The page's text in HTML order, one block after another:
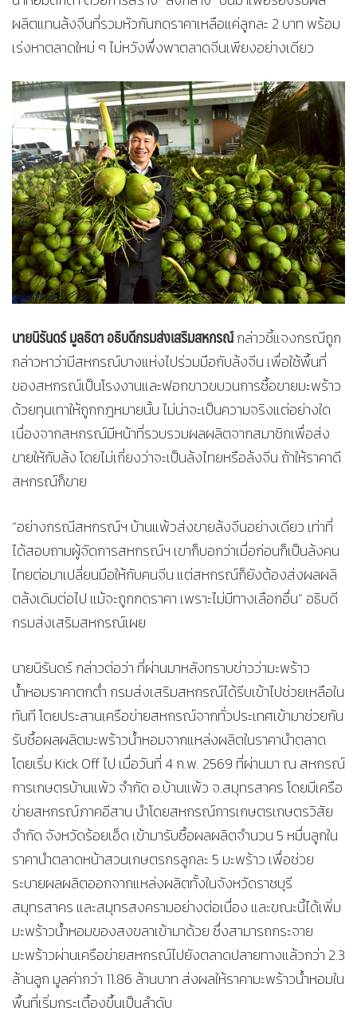
ผลิตแทนล้งจีนที่รวมหัวกันกดราคาเหลือแค่ลูกละ 2 บาท พร้อม
เร่งหาตลาดใหม่ ๆ ไม่หวังพึ่งพาตลาดจีนเพียงอย่างเดียว
นายนิรันดร์ มูลธิดา อธิบดีกรมส่งเสริมสหกรณ์กล่าวชี้แจงกรณีถูก
กล่าวหาว่ามีสหกรณ์บางแห่งไปร่วมมือกับล้งจีน เพื่อใช้พื้นที่
ของสหกรณ์เป็นโรงงานและฟอกขาวขบวนการซื้อขายมะพร้าว
ด้วยทุนเทาให้ถูกกฎหมายนั้น ไม่น่าจะเป็นความจริงแต่อย่างใด
เนื่องจากสหกรณ์มีหน้าที่รวบรวมผลผลิตจากสมาชิกเพื่อส่ง
ขายให้กับล้ง โดยไม่เกี่ยงว่าจะเป็นล้งไทยหรือล้งจีน ถ้าให้ราคาดี
สหกรณ์ก็ขาย
“อย่างกรณีสหกรณ์ฯ บ้านแพ้วส่งขายล้งจีนอย่างเดียว เท่าที่
ได้สอบถามผู้จัดการสหกรณ์ฯ เขาก็บอกว่าเมื่อก่อนก็เป็นล้งคน
ไทยต่อมาเปลี่ยนมือให้กับคนจีน แต่สหกรณ์ก็ยังต้องส่งผลผลิ
ตล้งเดิมต่อไป แม้จะถูกกดราคา เพราะไม่มีทางเลือกอื่น” อธิบดี
กรมส่งเสริมสหกรณ์เผย
นายนิรันดร์ กล่าวต่อว่า ที่ผ่านมาหลังทราบข่าวว่ามะพร้าว
น้ำหอมราคาตกต่ำ กรมส่งเสริมสหกรณ์ได้รีบเข้าไปช่วยเหลือใน
ทันที โดยประสานเครือข่ายสหกรณ์จากทั่วประเทศเข้ามาช่วยกัน
รับซื้อผลผลิตมะพร้าวน้ำหอมจากแหล่งผลิตในราคานำตลาด
โดยเริ่ม Kick Off ไป เมื่อวันที่ 4 ก.พ. 2569 ที่ผ่านมา ณ สหกรณ์
การเกษตรบ้านแพ้ว จำกัด อ.บ้านแพ้ว จ.สมุทรสาคร โดยมีเครือ
ข่ายสหกรณ์ภาคอีสาน นำโดยสหกรณ์การเกษตรเกษตรวิสัย
จำกัด จังหวัดร้อยเอ็ด เข้ามารับซื้อผลผลิตจำนวน 5 หมื่นลูกใน
ราคานำตลาดหน้าสวนเกษตรกรลูกละ 5 มะพร้าว เพื่อช่วย
ระบายผลผลิตออกจากแหล่งผลิตทั้งในจังหวัดราชบุรี
สมุทรสาคร และสมุทรสงครามอย่างต่อเนื่อง และขณะนี้ได้เพิ่ม
มะพร้าวน้ำหอมของสงขลาเข้ามาด้วย ซึ่งสามารถกระจาย
มะพร้าวผ่านเครือข่ายสหกรณ์ไปยังตลาดปลายทางแล้วกว่า 2.3
ล้านลูก มูลค่ากว่า 11.86 ล้านบาท ส่งผลให้ราคามะพร้าวน้ำหอมใน
พื้นที่เริ่มกระเตื้องขึ้นเป็นลำดับ